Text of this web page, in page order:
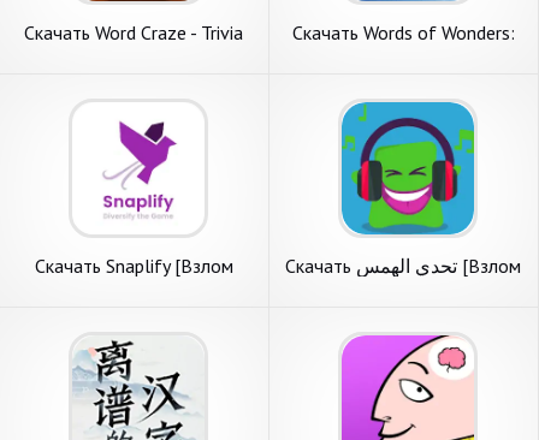
Скачать Word Craze - Trivia
Скачать Words of Wonders:
Скачать Snaplify [Взлом
Скачать تحدي الهمس [Взлом